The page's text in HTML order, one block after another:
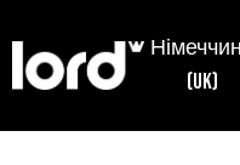
(uk)